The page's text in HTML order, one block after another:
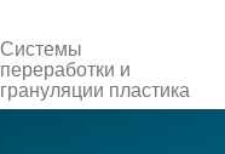
Системы
переработки и
грануляции пластика